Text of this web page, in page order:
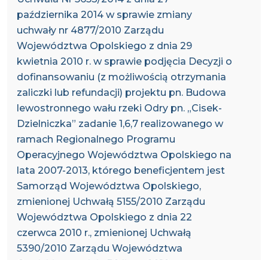
października 2014 w sprawie zmiany
uchwały nr 4877/2010 Zarządu
Województwa Opolskiego z dnia 29
kwietnia 2010 r. w sprawie podjęcia Decyzji o
dofinansowaniu (z możliwością otrzymania
zaliczki lub refundacji) projektu pn. Budowa
lewostronnego wału rzeki Odry pn. „Cisek-
Dzielniczka” zadanie 1,6,7 realizowanego w
ramach Regionalnego Programu
Operacyjnego Województwa Opolskiego na
lata 2007-2013, którego beneficjentem jest
Samorząd Województwa Opolskiego,
zmienionej Uchwałą 5155/2010 Zarządu
Województwa Opolskiego z dnia 22
czerwca 2010 r., zmienionej Uchwałą
5390/2010 Zarządu Województwa